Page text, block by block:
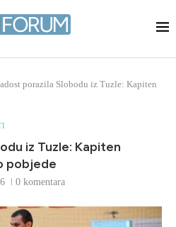
porazila Slobodu iz Tuzle: Kapiten
iz Tuzle: Kapiten
pobjede
0 komentara